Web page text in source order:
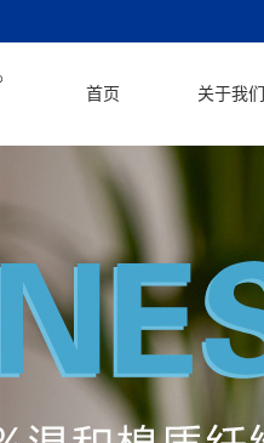
首页 关于我们